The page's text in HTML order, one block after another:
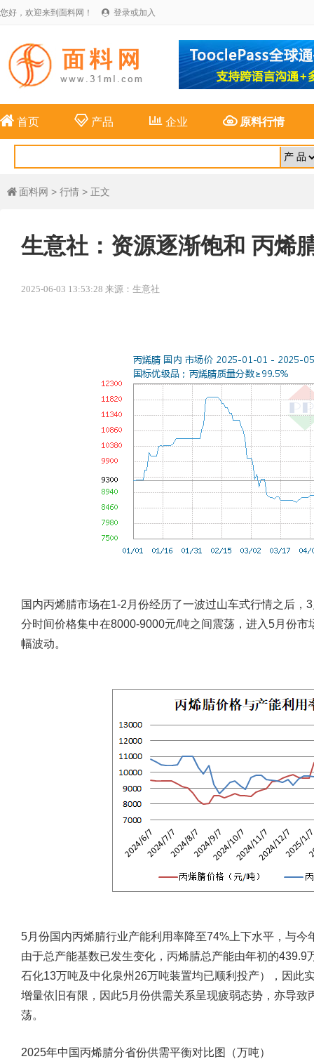
您好，欢迎来到面料网！  登录或加入
 首页 产品 企业 原料行情
 面料网 > 行情 > 正文
生意社：资源逐渐饱和 丙烯
2025-06-03 13:53:28 来源：生意社
国内丙烯腈市场在1-2月份经历了一波过山车式行情之后
分时间价格集中在8000-9000元/吨之间震荡，进入5月份
幅波动。
5月份国内丙烯腈行业产能利用率降至74%上下水平，与
由于总产能基数已发生变化，丙烯腈总产能由年初的
石化13万吨及中化泉州26万吨装置均已顺利投产），因此
增量依旧有限，因此5月份供需关系呈现疲弱态势，亦导
荡。
2025年中国丙烯腈分省份供需平衡对比图（万吨）